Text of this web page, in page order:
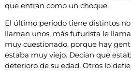
que entran como un choque.
El último periodo tiene distintos
llaman unos, más futurista le
muy cuestionado, porque hay
estaba muy viejo. Decían que
deterioro de su edad. Otros lo